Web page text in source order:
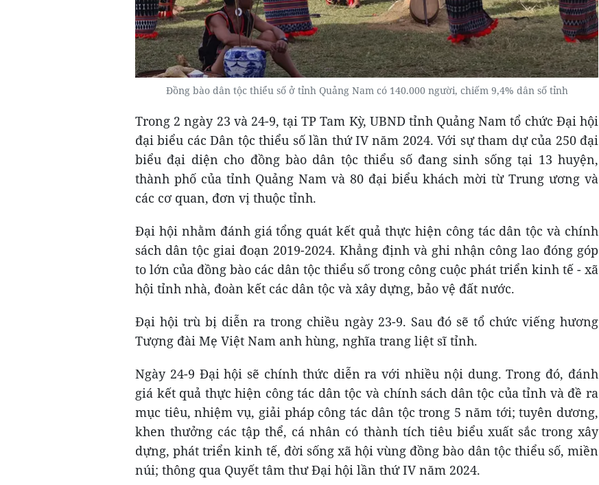
Đồng bào dân tộc thiểu số ở tỉnh Quảng Nam có 140.000 người, chiếm 9,4% dân số tỉnh
Trong 2 ngày 23 và 24-9, tại TP Tam Kỳ, UBND tỉnh Quảng Nam tổ chức Đại hội
đại biểu các Dân tộc thiểu số lần thứ IV năm 2024. Với sự tham dự của 250 đại
biểu đại diện cho đồng bào dân tộc thiểu số đang sinh sống tại 13 huyện,
thành phố của tỉnh Quảng Nam và 80 đại biểu khách mời từ Trung ương và
các cơ quan, đơn vị thuộc tỉnh.
Đại hội nhằm đánh giá tổng quát kết quả thực hiện công tác dân tộc và chính
sách dân tộc giai đoạn 2019-2024. Khẳng định và ghi nhận công lao đóng góp
to lớn của đồng bào các dân tộc thiểu số trong công cuộc phát triển kinh tế - xã
hội tỉnh nhà, đoàn kết các dân tộc và xây dựng, bảo vệ đất nước.
Đại hội trù bị diễn ra trong chiều ngày 23-9. Sau đó sẽ tổ chức viếng hương
Tượng đài Mẹ Việt Nam anh hùng, nghĩa trang liệt sĩ tỉnh.
Ngày 24-9 Đại hội sẽ chính thức diễn ra với nhiều nội dung. Trong đó, đánh
giá kết quả thực hiện công tác dân tộc và chính sách dân tộc của tỉnh và đề ra
mục tiêu, nhiệm vụ, giải pháp công tác dân tộc trong 5 năm tới; tuyên dương,
khen thưởng các tập thể, cá nhân có thành tích tiêu biểu xuất sắc trong xây
dựng, phát triển kinh tế, đời sống xã hội vùng đồng bào dân tộc thiểu số, miền
núi; thông qua Quyết tâm thư Đại hội lần thứ IV năm 2024.